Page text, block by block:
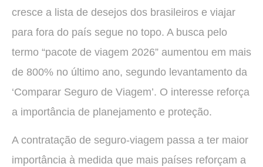
cresce a lista de desejos dos brasileiros e viajar
para fora do país segue no topo. A busca pelo
termo “pacote de viagem 2026” aumentou em mais
de 800% no último ano, segundo levantamento da
‘Comparar Seguro de Viagem’. O interesse reforça
a importância de planejamento e proteção.
A contratação de seguro-viagem passa a ter maior
importância à medida que mais países reforçam a